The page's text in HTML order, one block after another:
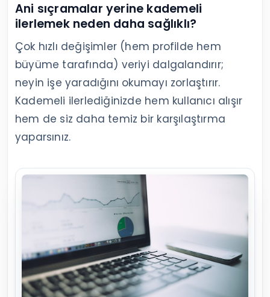
Ani sıçramalar yerine kademeli
ilerlemek neden daha sağlıklı?
Çok hızlı değişimler (hem profilde hem
büyüme tarafında) veriyi dalgalandırır;
neyin işe yaradığını okumayı zorlaştırır.
Kademeli ilerlediğinizde hem kullanıcı alışır
hem de siz daha temiz bir karşılaştırma
yaparsınız.